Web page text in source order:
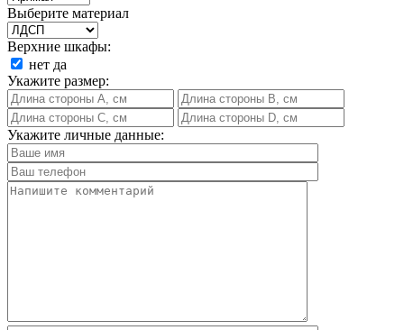
Выберите материал
Верхние шкафы:
нет да
Укажите размер:
Укажите личные данные: